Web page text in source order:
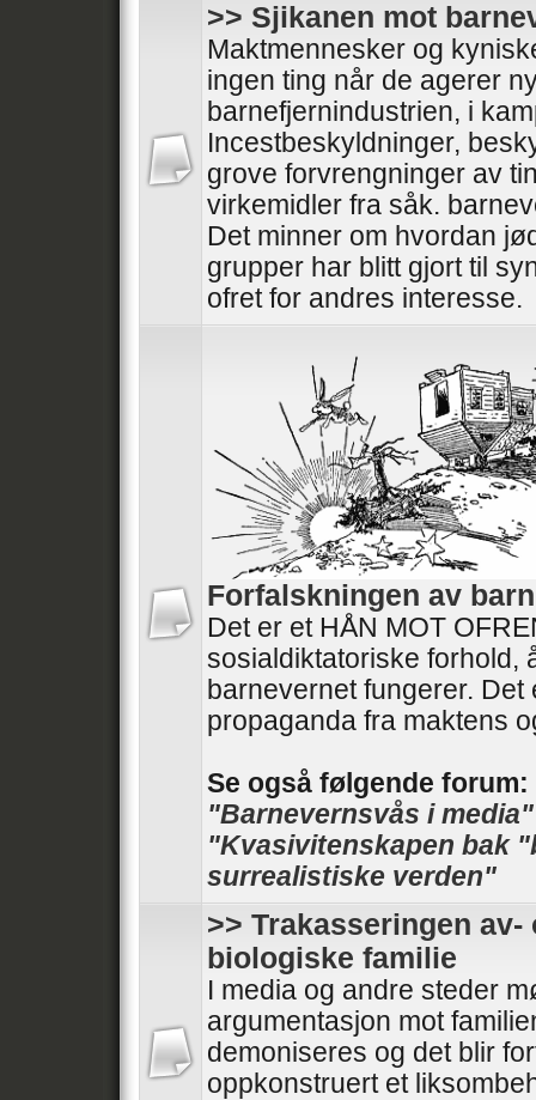
>> Sjikanen mot
Maktmennesker og
ingen ting når de agerer
barnefjernindustrien, i
Incestbeskyldninger,
grove forvrengninger av
virkemidler fra såk.
Det minner om hvordan
grupper har blitt gjort til
ofret for andres interesse.
Forfalskningen av
Det er et HÅN MOT
sosialdiktatoriske forhold,
barnevernet fungerer. Det
propaganda fra maktens
Se også følgende forum:
"Barnevernsvås i media"
"Kvasivitenskapen bak
surrealistiske verden"
>> Trakasseringen
biologiske familie
I media og andre steder
argumentasjon mot
demoniseres og det blir
oppkonstruert et